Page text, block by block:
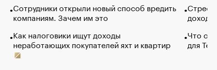
Сотрудники открыли новый способ вредить
компаниям. Зачем им это
Как налоговики ищут доходы
неработающих покупателей яхт и квартир
Что
для